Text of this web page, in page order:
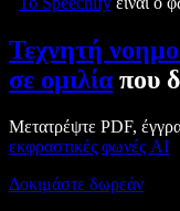
Τεχνητή
σε ομιλία που
Μετατρέψτε PDF,
εκφραστικές φωνές AI
Δοκιμάστε δωρεάν